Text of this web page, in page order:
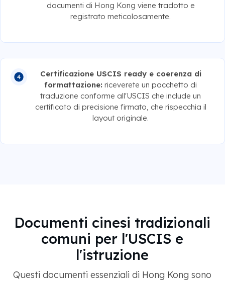
documenti di Hong Kong viene tradotto e
registrato meticolosamente.
Certificazione USCIS ready e coerenza di
formattazione: riceverete un pacchetto di
traduzione conforme all'USCIS che include un
certificato di precisione firmato, che rispecchia il
layout originale.
Documenti cinesi tradizionali
comuni per l'USCIS e
l'istruzione
Questi documenti essenziali di Hong Kong sono